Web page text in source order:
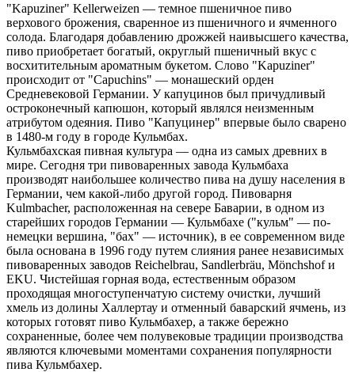
"Kapuziner" Kellerweizen — темное пшеничное пиво
верхового брожения, сваренное из пшеничного и ячменного
солода. Благодаря добавлению дрожжей наивысшего качества,
пиво приобретает богатый, округлый пшеничный вкус с
восхитительным ароматным букетом. Слово "Kapuziner"
происходит от "Capuchins" — монашеский орден
Средневековой Германии. У капуцинов был причудливый
остроконечный капюшон, который являлся неизменным
атрибутом одеяния. Пиво "Капуцинер" впервые было сварено
в 1480-м году в городе Кульмбах.
Кульмбахская пивная культура — одна из самых древних в
мире. Сегодня три пивоваренных завода Кульмбаха
производят наибольшее количество пива на душу населения в
Германии, чем какой-либо другой город. Пивоварня
Kulmbacher, расположенная на севере Баварии, в одном из
старейших городов Германии — Кульмбахе ("кульм" — по-
немецки вершина, "бах" — источник), в ее современном виде
была основана в 1996 году путем слияния ранее независимых
пивоваренных заводов Reichelbrau, Sandlerbräu, Mönchshof и
EKU. Чистейшая горная вода, естественным образом
проходящая многоступенчатую систему очистки, лучший
хмель из долины Халлертау и отменный баварский ячмень, из
которых готовят пиво Кульмбахер, а также бережно
сохраненные, более чем полувековые традиции производства
являются ключевыми моментами сохранения популярности
пива Кульмбахер.